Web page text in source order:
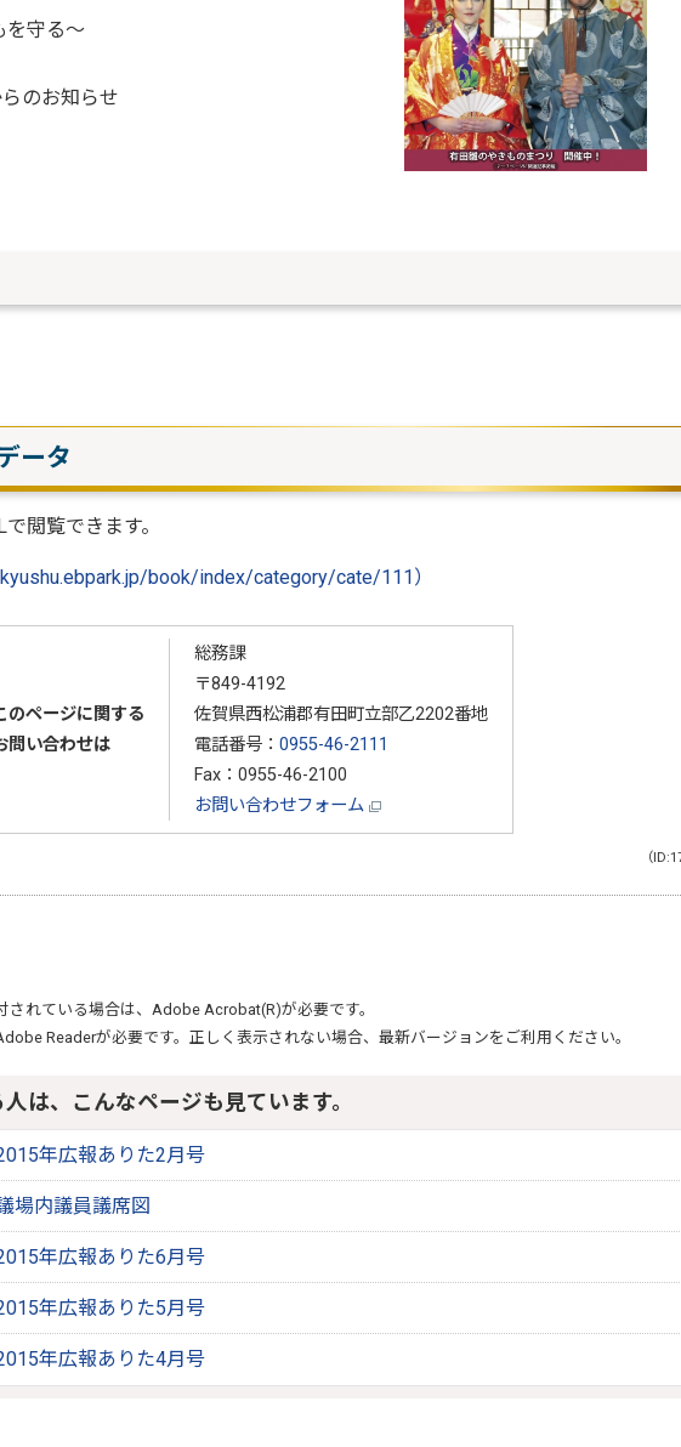
を守る～
のお知らせ
ータ
閲覧できます。
book/index/category/cate/111）
のページに関する
問い合わせは
総務課
〒849-4192
佐賀県西松浦郡有田町立部乙2202番地
電話番号： 0955-46-2111
Fax：0955-46-2100
お問い合わせフォーム
（
れている場合は、 Adobe Acrobat(R)が必要です。
Readerが必要です。正しく表示されない場合、最新バージョンをご利用ください。
は、こんなページも見ています。
年広報ありた2月号
場内議員議席図
年広報ありた6月号
年広報ありた5月号
年広報ありた4月号